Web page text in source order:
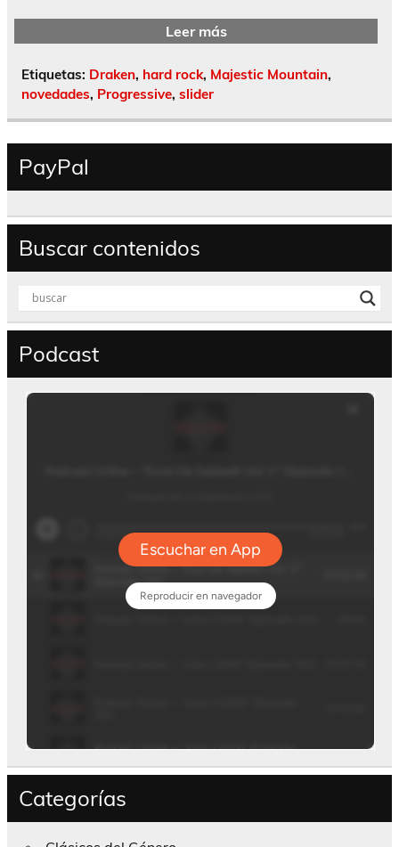
Leer más
Etiquetas: Draken, hard rock, Majestic Mountain,
novedades, Progressive, slider
PayPal
Buscar contenidos
Podcast
Categorías